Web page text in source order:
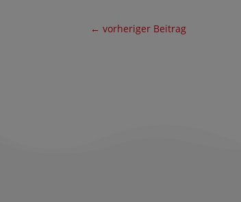
← vorheriger Beitrag